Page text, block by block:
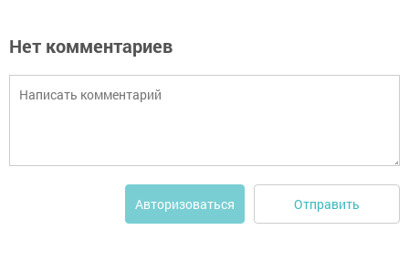
Нет комментариев
Авторизоваться Отправить